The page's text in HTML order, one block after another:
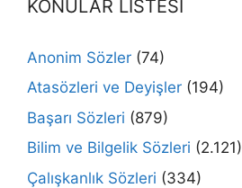
KONULAR LİSTESİ
Anonim Sözler (74)
Atasözleri ve Deyişler (194)
Başarı Sözleri (879)
Bilim ve Bilgelik Sözleri (2.121)
Çalışkanlık Sözleri (334)